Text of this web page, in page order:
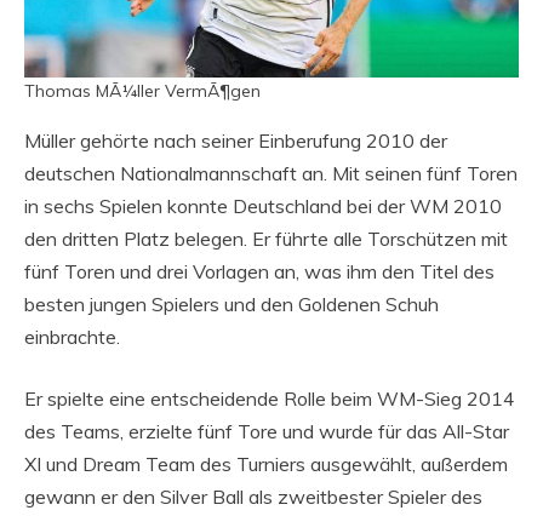
Thomas MÃ¼ller VermÃ¶gen
Müller gehörte nach seiner Einberufung 2010 der
deutschen Nationalmannschaft an. Mit seinen fünf Toren
in sechs Spielen konnte Deutschland bei der WM 2010
den dritten Platz belegen. Er führte alle Torschützen mit
fünf Toren und drei Vorlagen an, was ihm den Titel des
besten jungen Spielers und den Goldenen Schuh
einbrachte.
Er spielte eine entscheidende Rolle beim WM-Sieg 2014
des Teams, erzielte fünf Tore und wurde für das All-Star
XI und Dream Team des Turniers ausgewählt, außerdem
gewann er den Silver Ball als zweitbester Spieler des